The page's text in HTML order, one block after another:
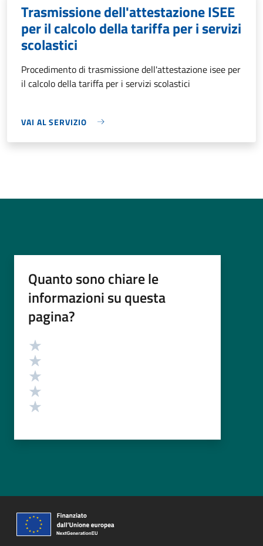
Trasmissione dell'attestazione ISEE
per il calcolo della tariffa per i servizi
scolastici
Procedimento di trasmissione dell'attestazione isee per
il calcolo della tariffa per i servizi scolastici
VAI AL SERVIZIO
Quanto sono chiare le
informazioni su questa
pagina?
Valutazione